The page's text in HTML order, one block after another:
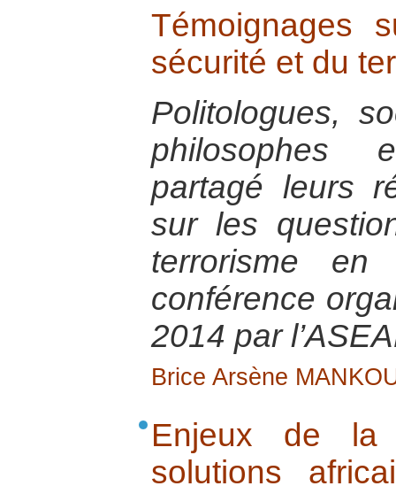
Témoignages
sécurité et du
Politologues,
philosophes
partagé leurs
sur les
terrorisme en
conférence
2014 par
Brice Arsène
Enjeux de
solutions